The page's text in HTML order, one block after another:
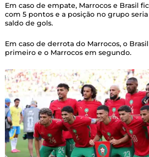
Em caso de empate, Marrocos e Brasil
com 5 pontos e a posição no grupo
saldo de gols.
Em caso de derrota do Marrocos, o
primeiro e o Marrocos em segundo.